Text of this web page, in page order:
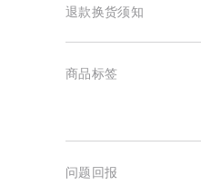
退款换货须知
商品标签
问题回报